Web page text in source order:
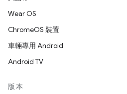
Wear OS
ChromeOS 裝置
車輛專用 Android
Android TV
版本